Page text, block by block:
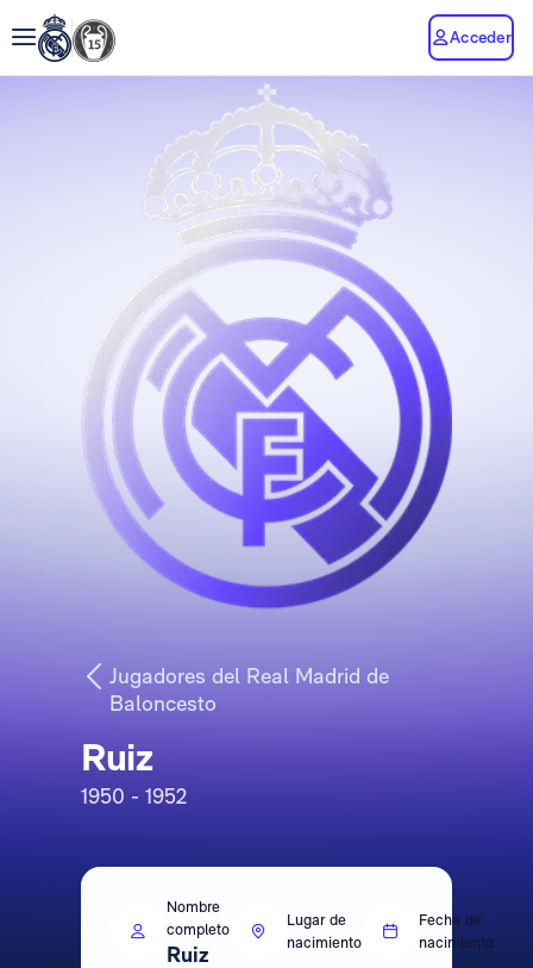
Acceder
Jugadores del Real Madrid de
Baloncesto
Ruiz
1950 - 1952
Nombre
completo
Ruiz
Lugar de
nacimiento
Fecha de
nacimiento